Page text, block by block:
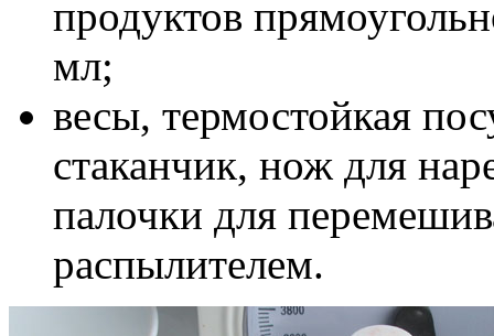
продуктов
мл;
весы, термостойкая
стаканчик, нож для
палочки для
распылителем.